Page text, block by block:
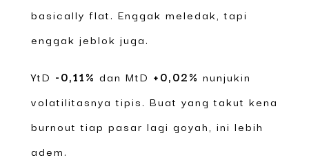
basically flat. Enggak meledak, tapi
enggak jeblok juga.
YtD -0,11% dan MtD +0,02% nunjukin
volatilitasnya tipis. Buat yang takut kena
burnout tiap pasar lagi goyah, ini lebih
adem.